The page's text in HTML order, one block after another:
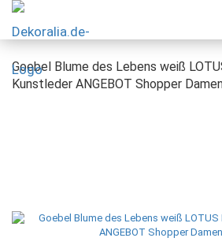
Goebel Blume des Lebens weiß
Kunstleder ANGEBOT Shopper